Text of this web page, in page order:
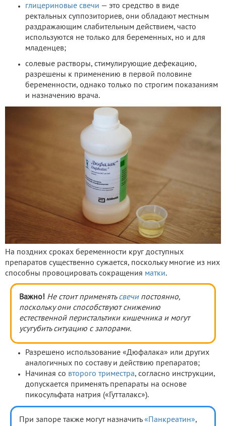
глицериновые свечи — это средство в виде
ректальных суппозиториев, они обладают местным
раздражающим слабительным действием, часто
используются не только для беременных, но и для
младенцев;
солевые растворы, стимулирующие дефекацию,
разрешены к применению в первой половине
беременности, однако только по строгим показаниям
и назначению врача.
На поздних сроках беременности круг доступных
препаратов существенно сужается, поскольку многие из них
способны провоцировать сокращения матки.
Важно! Не стоит применять свечипостоянно,
поскольку они способствуют снижению
естественной перистальтики кишечника и могут
усугубить ситуацию с запорами.
Разрешено использование «Дюфалака» или других
аналогичных по составу и действию препаратов;
Начиная со второго триместра, согласно инструкции,
допускается применять препараты на основе
пикосульфата натрия («Гутталакс»).
При запоре также могут назначить «Панкреатин»,